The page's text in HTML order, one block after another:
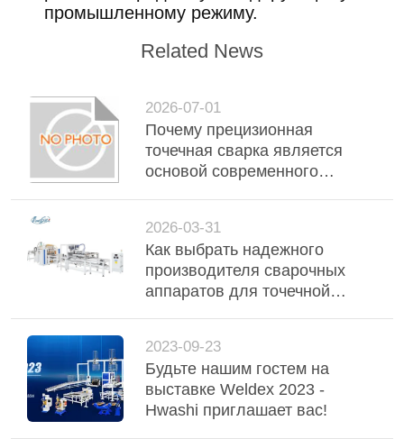
промышленному режиму.
Related News
2026-07-01
Почему прецизионная
точечная сварка является
основой современного
металлов
2026-03-31
Как выбрать надежного
производителя сварочных
аппаратов для точечной
2023-09-23
Будьте нашим гостем на
выставке Weldex 2023 -
Hwashi приглашает вас!